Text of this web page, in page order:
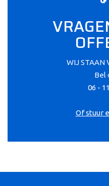
WIJ STAAN
Bel
06 -
Of stuur